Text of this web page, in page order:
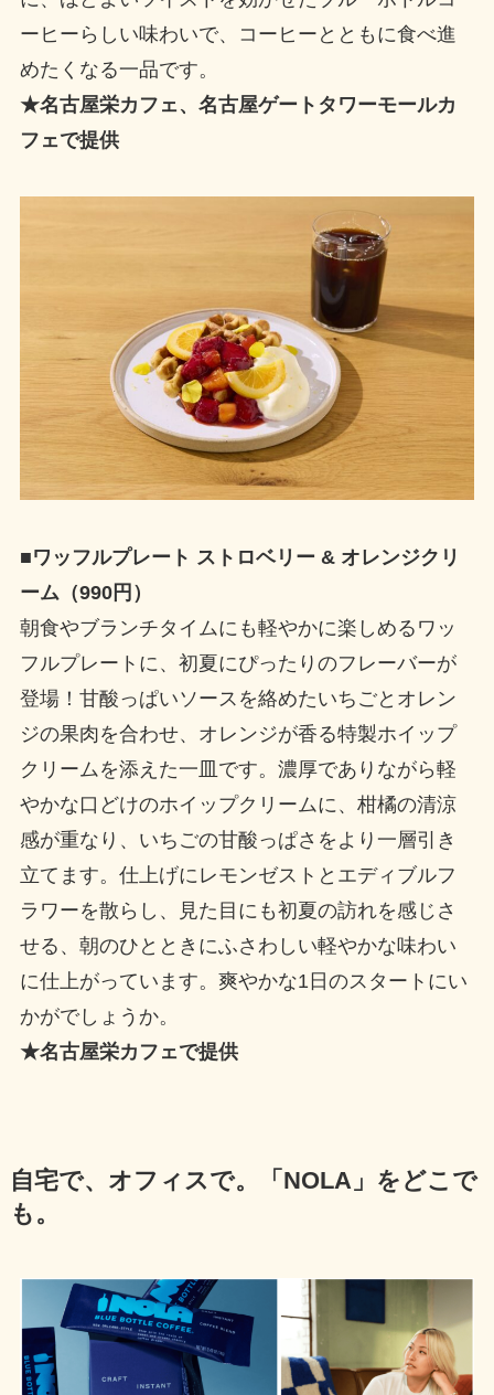
ーヒーらしい味わいで、コーヒーとともに食べ進
めたくなる一品です。
★名古屋栄カフェ、名古屋ゲートタワーモールカ
フェで提供
■ワッフルプレート ストロベリー & オレンジクリ
ーム（990円）
朝食やブランチタイムにも軽やかに楽しめるワッ
フルプレートに、初夏にぴったりのフレーバーが
登場！甘酸っぱいソースを絡めたいちごとオレン
ジの果肉を合わせ、オレンジが香る特製ホイップ
クリームを添えた一皿です。濃厚でありながら軽
やかな口どけのホイップクリームに、柑橘の清涼
感が重なり、いちごの甘酸っぱさをより一層引き
立てます。仕上げにレモンゼストとエディブルフ
ラワーを散らし、見た目にも初夏の訪れを感じさ
せる、朝のひとときにふさわしい軽やかな味わい
に仕上がっています。爽やかな1日のスタートにい
かがでしょうか。
★名古屋栄カフェで提供
自宅で、オフィスで。「NOLA」をどこで
も。